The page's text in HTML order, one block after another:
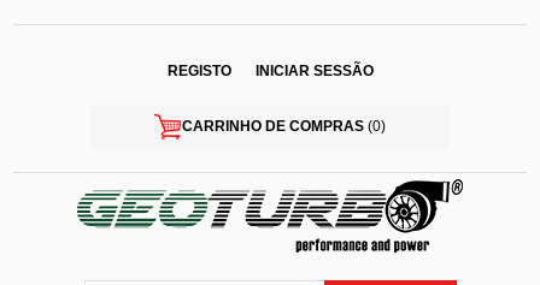
REGISTO INICIAR SESSÃO
CARRINHO DE COMPRAS (0)